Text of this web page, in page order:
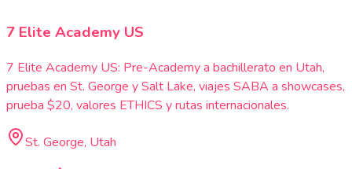
7 Elite Academy US
7 Elite Academy US: Pre-Academy a bachillerato en Utah,
pruebas en St. George y Salt Lake, viajes SABA a showcases,
prueba $20, valores ETHICS y rutas internacionales.
St. George, Utah